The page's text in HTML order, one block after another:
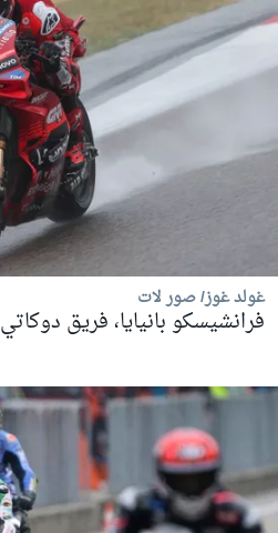
غولد غوز/ صور لات
فرانشيسكو بانيايا، فريق دوكاتي